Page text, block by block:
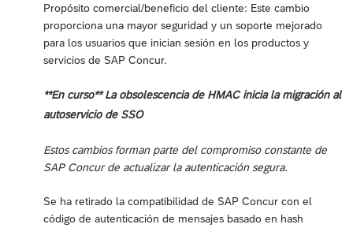
Propósito comercial/beneficio del cliente: Este cambio
proporciona una mayor seguridad y un soporte mejorado
para los usuarios que inician sesión en los productos y
servicios de SAP Concur.
**En curso** La obsolescencia de HMAC inicia la migración al
autoservicio de SSO
Estos cambios forman parte del compromiso constante de
SAP Concur de actualizar la autenticación segura.
Se ha retirado la compatibilidad de SAP Concur con el
código de autenticación de mensajes basado en hash